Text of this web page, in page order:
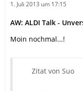
1. Juli 2013 um 17:15
AW: ALDI Talk -
Moin nochmal...!
Zitat von Suo